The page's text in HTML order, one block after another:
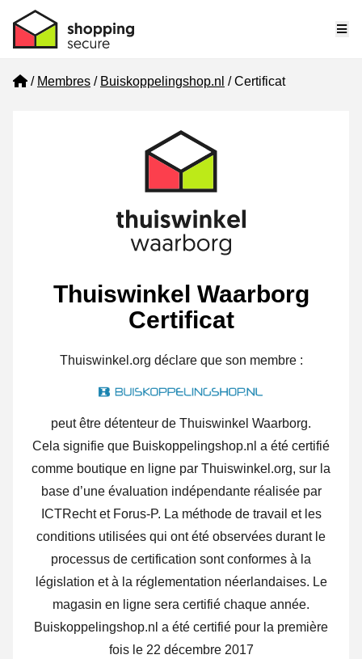
Home
Membres Buiskoppelingshop.nl Certificat
Thuiswinkel Waarborg
Certificat
Thuiswinkel.org déclare que son membre :
peut être détenteur de Thuiswinkel Waarborg.
Cela signifie que Buiskoppelingshop.nl a été certifié
comme boutique en ligne par Thuiswinkel.org, sur la
base d’une évaluation indépendante réalisée par
ICTRecht et Forus-P. La méthode de travail et les
conditions utilisées qui ont été observées durant le
processus de certification sont conformes à la
législation et à la réglementation néerlandaises. Le
magasin en ligne sera certifié chaque année.
Buiskoppelingshop.nl a été certifié pour la première
fois le 22 décembre 2017